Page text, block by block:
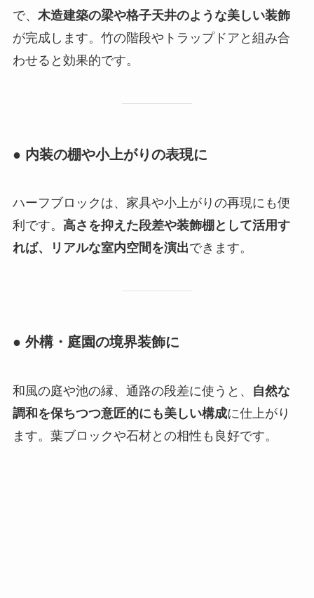
で、 木造建築の梁や格子天井のような美しい装飾
が完成します。竹の階段やトラップドアと組み合
わせると効果的です。
● 内装の棚や小上がりの表現に
ハーフブロックは、家具や小上がりの再現にも便
利です。 高さを抑えた段差や装飾棚として活用す
れば、リアルな室内空間を演出できます。
● 外構・庭園の境界装飾に
和風の庭や池の縁、通路の段差に使うと、
自然な
調和を保ちつつ意匠的にも美しい構成に仕上がり
ます。葉ブロックや石材との相性も良好です。